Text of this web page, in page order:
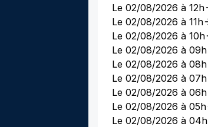
Le 02/08/2026 à 12h
Le 02/08/2026 à 11h
Le 02/08/2026 à 10h
Le 02/08/2026 à 09h
Le 02/08/2026 à 08h
Le 02/08/2026 à 07h
Le 02/08/2026 à 06h
Le 02/08/2026 à 05h
Le 02/08/2026 à 04h